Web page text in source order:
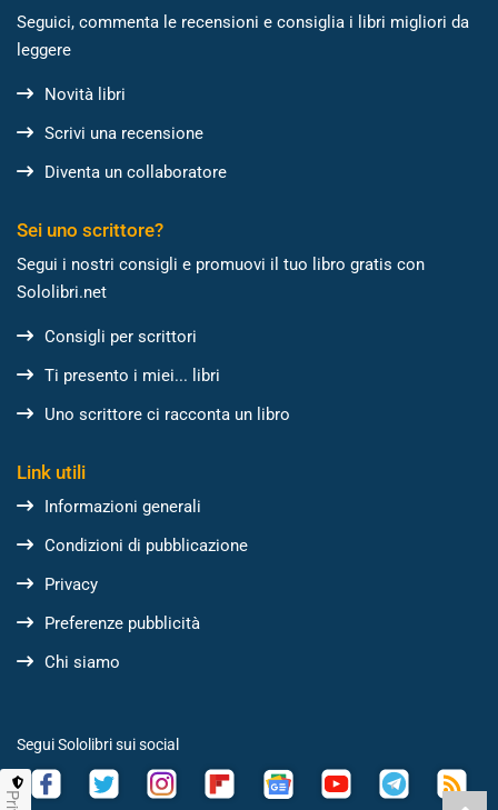
Seguici, commenta le recensioni e consiglia i libri migliori da
leggere
Novità libri
Scrivi una recensione
Diventa un collaboratore
Sei uno scrittore?
Segui i nostri consigli e promuovi il tuo libro gratis con
Sololibri.net
Consigli per scrittori
Ti presento i miei... libri
Uno scrittore ci racconta un libro
Link utili
Informazioni generali
Condizioni di pubblicazione
Privacy
Preferenze pubblicità
Chi siamo
Segui Sololibri sui social